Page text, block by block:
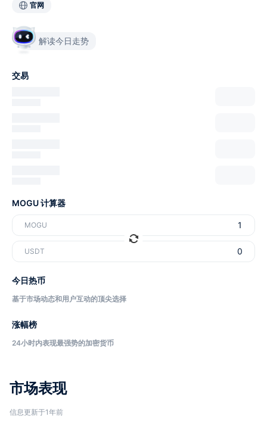
市场表现
信息更新于1年前
官网
解读今日走势
交易
MOGU 计算器
MOGU
USDT
今日热币
基于市场动态和用户互动的顶尖选择
涨幅榜
24小时内表现最强势的加密货币